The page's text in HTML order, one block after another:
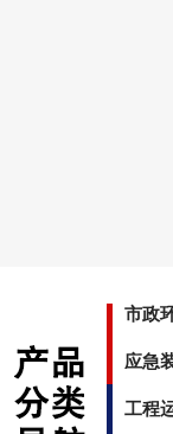
市政
应急
工程